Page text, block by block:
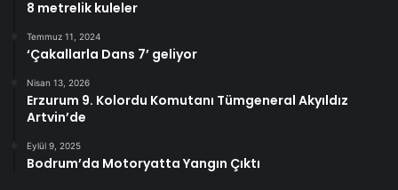
8 metrelik kuleler
Temmuz 11, 2024
‘Çakallarla Dans 7’ geliyor
Nisan 13, 2026
Erzurum 9. Kolordu Komutanı Tümgeneral Akyıldız
Artvin’de
Eylül 9, 2025
Bodrum’da Motoryatta Yangın Çıktı